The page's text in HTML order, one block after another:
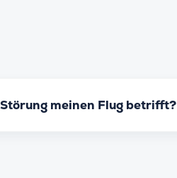
meinen Flug betrifft?